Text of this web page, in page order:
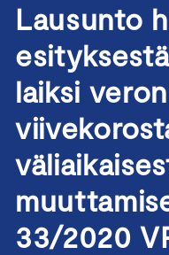
Lausunto
laiksi
33/2020